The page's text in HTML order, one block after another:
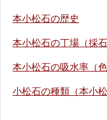
本小松石の歴史
本小松石の丁場（採石
本小松石の吸水率（色
小松石の種類（本小松